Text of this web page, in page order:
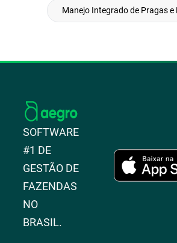
Manejo Integrado de Pragas e
SOFTWARE
#1 DE
GESTÃO DE
FAZENDAS
NO
BRASIL.